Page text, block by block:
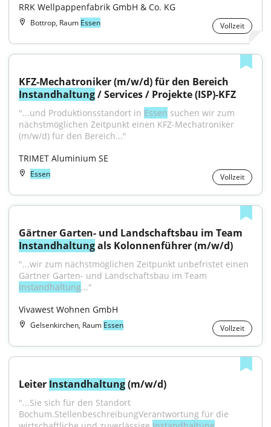
RRK Wellpappenfabrik GmbH & Co. KG
Bottrop, Raum Essen Vollzeit
Instandhaltung / Services / Projekte (ISP)-KFZ
"...und Produktionsstandort in Essen suchen wir zum
nächstmöglichen Zeitpunkt einen KFZ-Mechatroniker
(m/w/d) für den Bereich..."
TRIMET Aluminium SE
Essen Vollzeit
Instandhaltung als Kolonnenführer (m/w/d)
"...wir zum nächstmöglichen Zeitpunkt unbefristet einen
Instandhaltung..."
Vivawest Wohnen GmbH
Gelsenkirchen, Raum Essen Vollzeit
Leiter Instandhaltung (m/w/d)
"...Sie sich für den Standort
Bochum.StellenbeschreibungVerantwortung für die